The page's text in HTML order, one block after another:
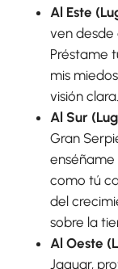
Al Este
ven desde
Préstame
mis
visión
Al Sur
Gran
como tú
del
sobre la
Al Oeste
Jaguar,